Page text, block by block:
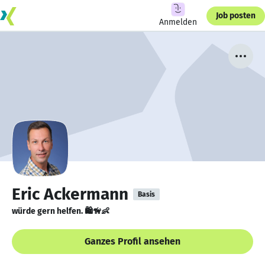
Anmelden
Job posten
Eric Ackermann Basis
würde gern helfen. 🛍🦮👶
Ganzes Profil ansehen